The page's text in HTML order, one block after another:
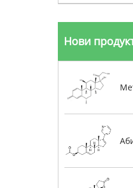
Нови